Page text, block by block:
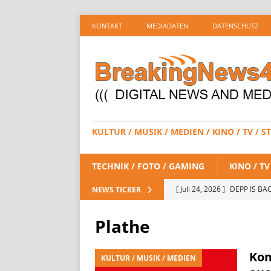
KONTAKT MEDIADATEN DATENSCHUTZ
KULTUR / MUSIK / MEDIEN / KINO / TV /
TECHNIK / FOTO / GAMING KINO /
NEWS TICKER [ Juli 24, 2026 ] DEPP IS
STREAMING
Plathe
KULTUR / MUSIK / MEDIEN